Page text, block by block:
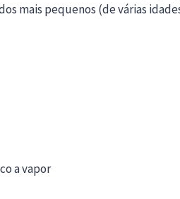
mais pequenos (de várias
a vapor